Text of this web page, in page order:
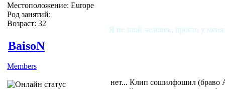
Местоположение: Europe
Род занятий:
Возраст: 32
Я не злой человек, просто у
BaisoN
Members
нет... Клип сошилфошил (браво